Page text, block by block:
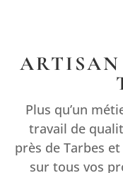
Plus qu’un
travail de
près de Tarbes
sur tous vos